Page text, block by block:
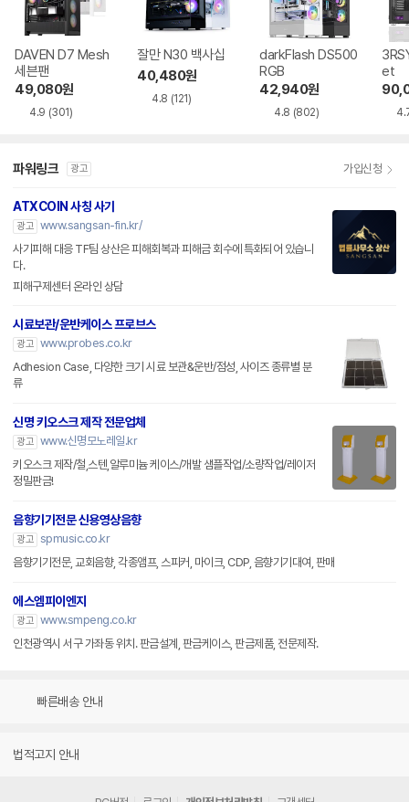
DAVEN D7 Mesh
세븐팬
49,080원
4.9 (301)
잘만 N30 백사십
40,480원
4.8 (121)
darkFlash DS500
RGB
42,940원
4.8 (802)
et
파워링크 광고 가입신청
ATXCOIN 사칭 사기
광고 www.sangsan-fin.kr/
사기피해 대응 TF팀 상산은 피해회복과 피해금 회수에 특화되어 있습니
다.
피해구제센터 온라인 상담
시료보관/운반케이스 프로브스
광고 www.probes.co.kr
Adhesion Case, 다양한 크기 시료 보관&운반/점성, 사이즈 종류별 분
류
신명 키오스크 제작 전문업체
광고 www.신명모노레일.kr
키오스크 제작/철,스텐,알루미늄 케이스/개발 샘플작업/소량작업/레이저
정밀판금!
음향기기전문 신용영상음향
광고 spmusic.co.kr
음향기기전문, 교회음향, 각종앰프, 스피커, 마이크, CDP, 음향기기대여, 판매
에스엠피이엔지
광고 www.smpeng.co.kr
인천광역시 서구 가좌동 위치. 판금설계, 판금케이스, 판금제품, 전문제작.
빠른배송 안내
법적고지 안내